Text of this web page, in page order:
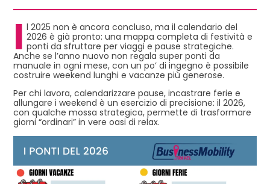
I l 2025 non è ancora concluso, ma il calendario del
2026 è già pronto: una mappa completa di festività e
ponti da sfruttare per viaggi e pause strategiche.
Anche se l’anno nuovo non regala super ponti da
manuale in ogni mese, con un po’ di ingegno è possibile
costruire weekend lunghi e vacanze più generose.
Per chi lavora, calendarizzare pause, incastrare ferie e
allungare i weekend è un esercizio di precisione: il 2026,
con qualche mossa strategica, permette di trasformare
giorni “ordinari” in vere oasi di relax.